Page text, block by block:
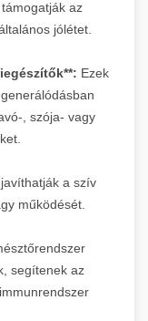
az
jólétet.
Ezek
, szója- vagy
a szív
működését.
segítenek az